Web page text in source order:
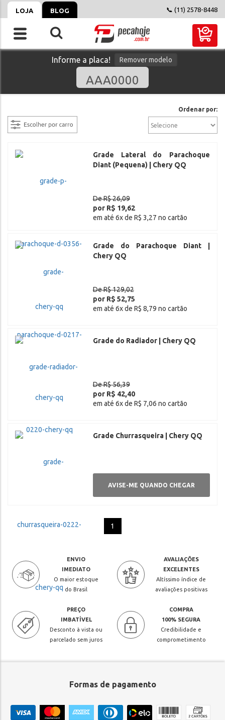
LOJA BLOG 📞 (11) 2578-8448
Informe a placa! Remover modelo
Ordenar por:
Grade Lateral do Parachoque
Diant (Pequena) | Chery QQ
De R$ 26,09
por R$ 19,62
em até 6x de R$ 3,27 no cartão
Grade do Parachoque Diant |
Chery QQ
De R$ 129,02
por R$ 52,75
em até 6x de R$ 8,79 no cartão
Grade do Radiador | Chery QQ
De R$ 56,39
por R$ 42,40
em até 6x de R$ 7,06 no cartão
Grade Churrasqueira | Chery QQ
AVISE-ME QUANDO CHEGAR
1
ENVIO
IMEDIATO
O maior estoque
do Brasil
AVALIAÇÕES
EXCELENTES
Altíssimo índice de
avaliações positivas
PREÇO
IMBATÍVEL
Desconto à vista ou
parcelado sem juros
COMPRA
100% SEGURA
Credibilidade e
comprometimento
Formas de pagamento